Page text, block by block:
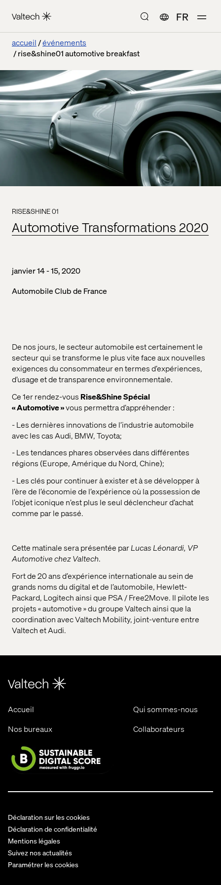
FR
accueil
événements
rise&shine01 automotive breakfast
RISE&SHINE 01
Automotive Transformations 2020
janvier 14 - 15, 2020
Automobile Club de France
De nos jours, le secteur automobile est certainement le
secteur qui se transforme le plus vite face aux nouvelles
exigences du consommateur en termes d’expériences,
d’usage et de transparence environnementale.
Ce 1er rendez-vous Rise&Shine Spécial
« Automotive »vous permettra d’appréhender :
- Les dernières innovations de l’industrie automobile
avec les cas Audi, BMW, Toyota;
- Les tendances phares observées dans différentes
régions (Europe, Amérique du Nord, Chine);
- Les clés pour continuer à exister et à se développer à
l’ère de l’économie de l’expérience où la possession de
l’objet iconique n’est plus le seul déclencheur d’achat
comme par le passé.
Cette matinale sera présentée parLucas Léonardi, VP
Automotive chez Valtech.
Fort de 20 ans d’expérience internationale au sein de
grands noms du digital et de l’automobile, Hewlett-
Packard, Logitech ainsi que PSA / Free2Move. Il pilote les
projets « automotive » du groupe Valtech ainsi que la
coordination avec Valtech Mobility, joint-venture entre
Valtech et Audi.
Accueil
Qui sommes-nous
Nos bureaux
Collaborateurs
Déclaration sur les cookies
Déclaration de confidentialité
Mentions légales
Suivez nos actualités
Paramétrer les cookies